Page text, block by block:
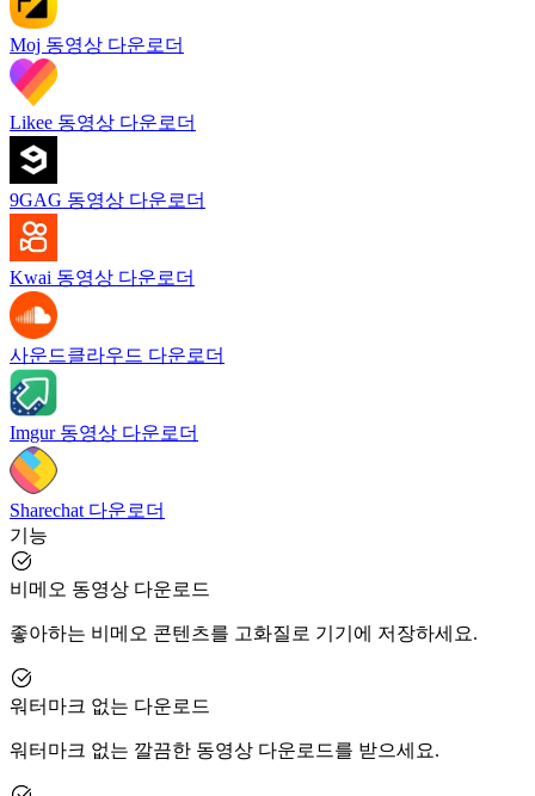
Moj 동영상 다운로더
Likee 동영상 다운로더
9GAG 동영상 다운로더
Kwai 동영상 다운로더
사운드클라우드 다운로더
Imgur 동영상 다운로더
Sharechat 다운로더
기능
비메오 동영상 다운로드
좋아하는 비메오 콘텐츠를 고화질로 기기에 저장하세요.
워터마크 없는 다운로드
워터마크 없는 깔끔한 동영상 다운로드를 받으세요.